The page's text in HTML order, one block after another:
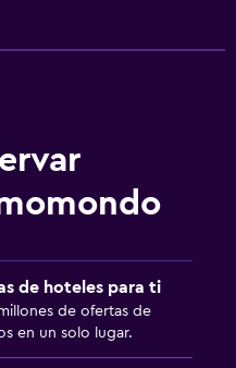
de hoteles para ti
de ofertas de
en un solo lugar.